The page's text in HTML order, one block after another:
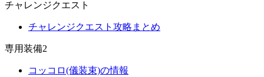
チャレンジクエスト
チャレンジクエスト攻略まとめ
専用装備2
コッコロ(儀装束)の情報